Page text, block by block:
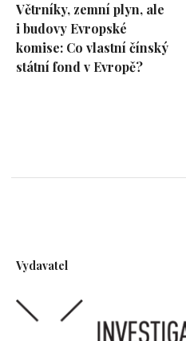
Větrníky, zemní plyn, ale
i budovy Evropské
komise: Co vlastní čínský
státní fond v Evropě?
Vydavatel